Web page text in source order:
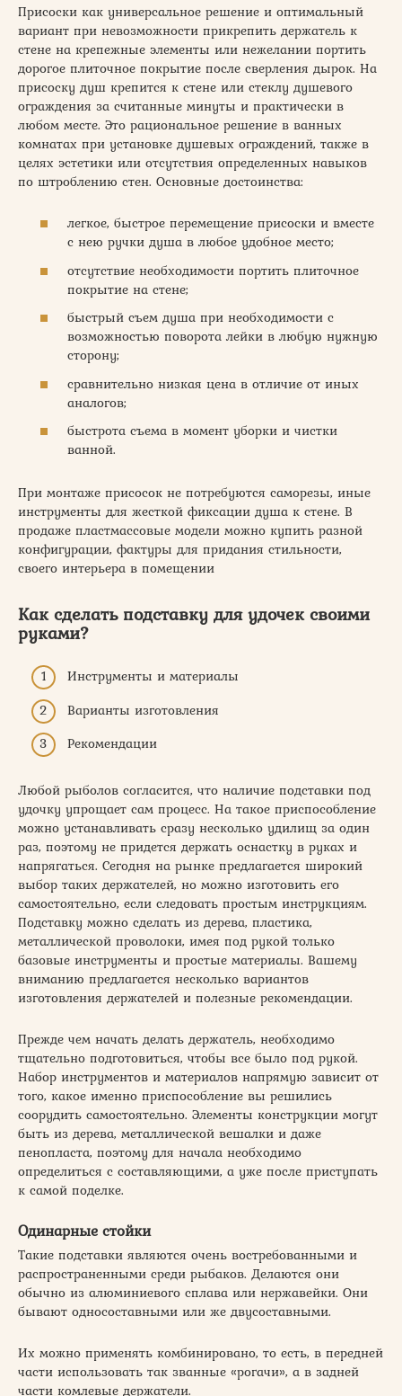
Присоски как универсальное решение и оптимальный
вариант при невозможности прикрепить держатель к
стене на крепежные элементы или нежелании портить
дорогое плиточное покрытие после сверления дырок. На
присоску душ крепится к стене или стеклу душевого
ограждения за считанные минуты и практически в
любом месте. Это рациональное решение в ванных
комнатах при установке душевых ограждений, также в
целях эстетики или отсутствия определенных навыков
по штроблению стен. Основные достоинства:
легкое, быстрое перемещение присоски и вместе
с нею ручки душа в любое удобное место;
отсутствие необходимости портить плиточное
покрытие на стене;
быстрый съем душа при необходимости с
возможностью поворота лейки в любую нужную
сторону;
сравнительно низкая цена в отличие от иных
аналогов;
быстрота съема в момент уборки и чистки
ванной.
При монтаже присосок не потребуются саморезы, иные
инструменты для жесткой фиксации душа к стене. В
продаже пластмассовые модели можно купить разной
конфигурации, фактуры для придания стильности,
своего интерьера в помещении
Как сделать подставку для удочек своими
руками?
Инструменты и материалы
Варианты изготовления
Рекомендации
Любой рыболов согласится, что наличие подставки под
удочку упрощает сам процесс. На такое приспособление
можно устанавливать сразу несколько удилищ за один
раз, поэтому не придется держать оснастку в руках и
напрягаться. Сегодня на рынке предлагается широкий
выбор таких держателей, но можно изготовить его
самостоятельно, если следовать простым инструкциям.
Подставку можно сделать из дерева, пластика,
металлической проволоки, имея под рукой только
базовые инструменты и простые материалы. Вашему
вниманию предлагается несколько вариантов
изготовления держателей и полезные рекомендации.
Прежде чем начать делать держатель, необходимо
тщательно подготовиться, чтобы все было под рукой.
Набор инструментов и материалов напрямую зависит от
того, какое именно приспособление вы решились
соорудить самостоятельно. Элементы конструкции могут
быть из дерева, металлической вешалки и даже
пенопласта, поэтому для начала необходимо
определиться с составляющими, а уже после приступать
к самой поделке.
Одинарные стойки
Такие подставки являются очень востребованными и
распространенными среди рыбаков. Делаются они
обычно из алюминиевого сплава или нержавейки. Они
бывают односоставными или же двусоставными.
Их можно применять комбинировано, то есть, в передней
части использовать так званные «рогачи», а в задней
части комлевые держатели.